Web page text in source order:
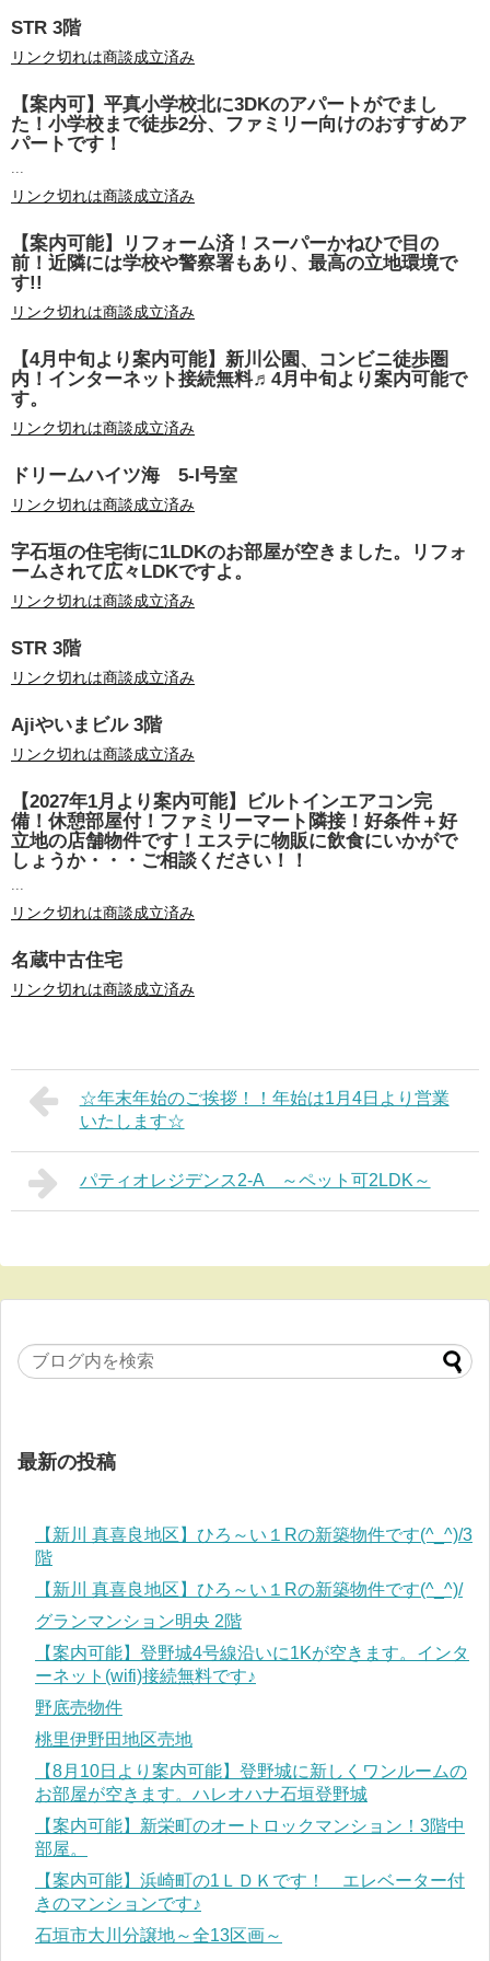
STR 3階
リンク切れは商談成立済み
【案内可】平真小学校北に3DKのアパートがでまし
た！小学校まで徒歩2分、ファミリー向けのおすすめア
パートです！
...
リンク切れは商談成立済み
【案内可能】リフォーム済！スーパーかねひで目の
前！近隣には学校や警察署もあり、最高の立地環境で
す!!
リンク切れは商談成立済み
【4月中旬より案内可能】新川公園、コンビニ徒歩圏
内！インターネット接続無料♬4月中旬より案内可能で
す。
リンク切れは商談成立済み
ドリームハイツ海 5-I号室
リンク切れは商談成立済み
字石垣の住宅街に1LDKのお部屋が空きました。リフォ
ームされて広々LDKですよ。
リンク切れは商談成立済み
STR 3階
リンク切れは商談成立済み
Ajiやいまビル 3階
リンク切れは商談成立済み
【2027年1月より案内可能】ビルトインエアコン完
備！休憩部屋付！ファミリーマート隣接！好条件＋好
立地の店舗物件です！エステに物販に飲食にいかがで
しょうか・・・ご相談ください！！
...
リンク切れは商談成立済み
名蔵中古住宅
リンク切れは商談成立済み
☆年末年始のご挨拶！！年始は1月4日より営業
いたします☆
パティオレジデンス2-A ～ペット可2LDK～
最新の投稿
【新川 真喜良地区】ひろ～い１Rの新築物件です(^_^)/3
階
【新川 真喜良地区】ひろ～い１Rの新築物件です(^_^)/
グランマンション明央 2階
【案内可能】登野城4号線沿いに1Kが空きます。インタ
ーネット(wifi)接続無料です♪
野底売物件
桃里伊野田地区売地
【8月10日より案内可能】登野城に新しくワンルームの
お部屋が空きます。ハレオハナ石垣登野城
【案内可能】新栄町のオートロックマンション！3階中
部屋。
【案内可能】浜崎町の1ＬＤＫです！ エレベーター付
きのマンションです♪
石垣市大川分譲地～全13区画～